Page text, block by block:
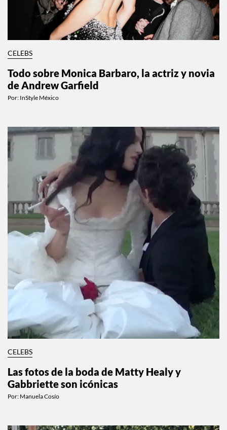
CELEBS
Todo sobre Monica Barbaro, la actriz y novia
de Andrew Garfield
Por: InStyle México
CELEBS
Las fotos de la boda de Matty Healy y
Gabbriette son icónicas
Por: Manuela Cosío